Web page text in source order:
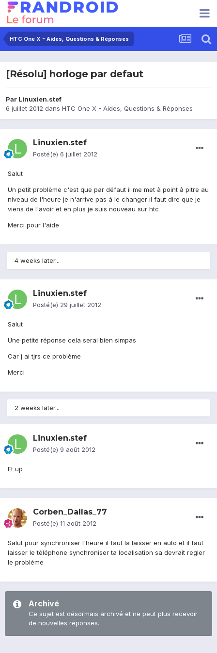
HTC One X - Aides, Questions & Réponses
[Résolu] horloge par defaut
Par Linuxien.stef
6 juillet 2012 dans HTC One X - Aides, Questions & Réponses
Linuxien.stef
Posté(e) 6 juillet 2012
Salut
Un petit problème c'est que par défaut il me met à point à pitre au
niveau de l'heure je n'arrive pas à le changer il faut dire que je
viens de l'avoir et en plus je suis nouveau sur htc
Merci pour l'aide
4 weeks later...
Linuxien.stef
Posté(e) 29 juillet 2012
Salut
Une petite réponse cela serai bien simpas
Car j ai tjrs ce problème
Merci
2 weeks later...
Linuxien.stef
Posté(e) 9 août 2012
Et up
Corben_Dallas_77
Posté(e) 11 août 2012
Salut pour synchroniser l'heure il faut la laisser en auto et il faut
laisser le téléphone synchroniser ta localisation sa devrait regler
le problème
Archivé
Ce sujet est désormais archivé et ne peut plus recevoir
de nouvelles réponses.